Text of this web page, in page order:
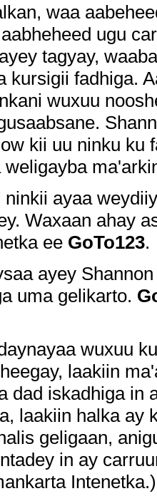
waa
ugu
tagyay,
kursigii fadhiga.
wuxuu
kii uu ninku ku
ayaa
Waxaan ahay
ee GoTo123.
ayey
uma gelikarto.
wuxuu
laakiin
dad iskadhiga in
laakiin halka ay
geligaan,
in ay
Intenetka.)